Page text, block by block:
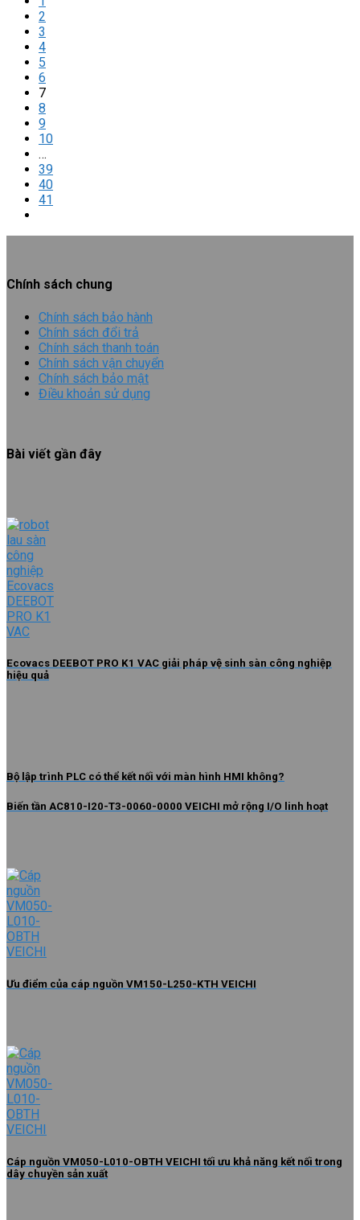
2
3
4
5
6
7
8
9
10
…
39
40
41
Chính sách chung
Chính sách bảo hành
Chính sách đổi trả
Chính sách thanh toán
Chính sách vận chuyển
Chính sách bảo mật
Điều khoản sử dụng
Bài viết gần đây
Ecovacs DEEBOT PRO K1 VAC giải pháp vệ sinh sàn công nghiệp
hiệu quả
Bộ lập trình PLC có thể kết nối với màn hình HMI không?
Biến tần AC810-I20-T3-0060-0000 VEICHI mở rộng I/O linh hoạt
Ưu điểm của cáp nguồn VM150-L250-KTH VEICHI
Cáp nguồn VM050-L010-OBTH VEICHI tối ưu khả năng kết nối trong
dây chuyền sản xuất